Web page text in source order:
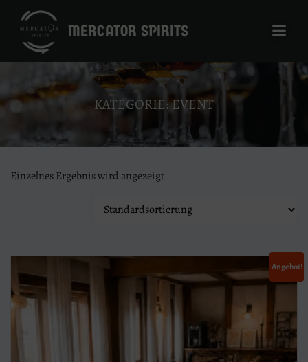
springen
MERCATOR SPIRITS
KATEGORIE: EVENT
Einzelnes Ergebnis wird angezeigt
Angebot!